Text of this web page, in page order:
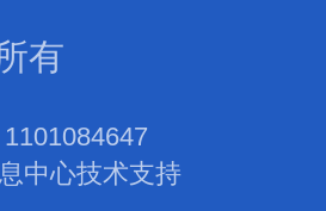
有
中心技术支持